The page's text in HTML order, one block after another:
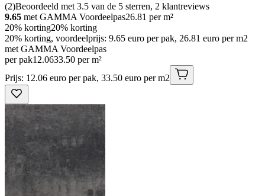
(2)Beoordeeld met 3.5 van de 5 sterren, 2 klantreviews
9.65 met GAMMA Voordeelpas26.81 per m²
20% korting20% korting
20% korting, voordeelprijs: 9.65 euro per pak, 26.81 euro per m2
met GAMMA Voordeelpas
per pak12.0633.50 per m²
Prijs: 12.06 euro per pak, 33.50 euro per m2